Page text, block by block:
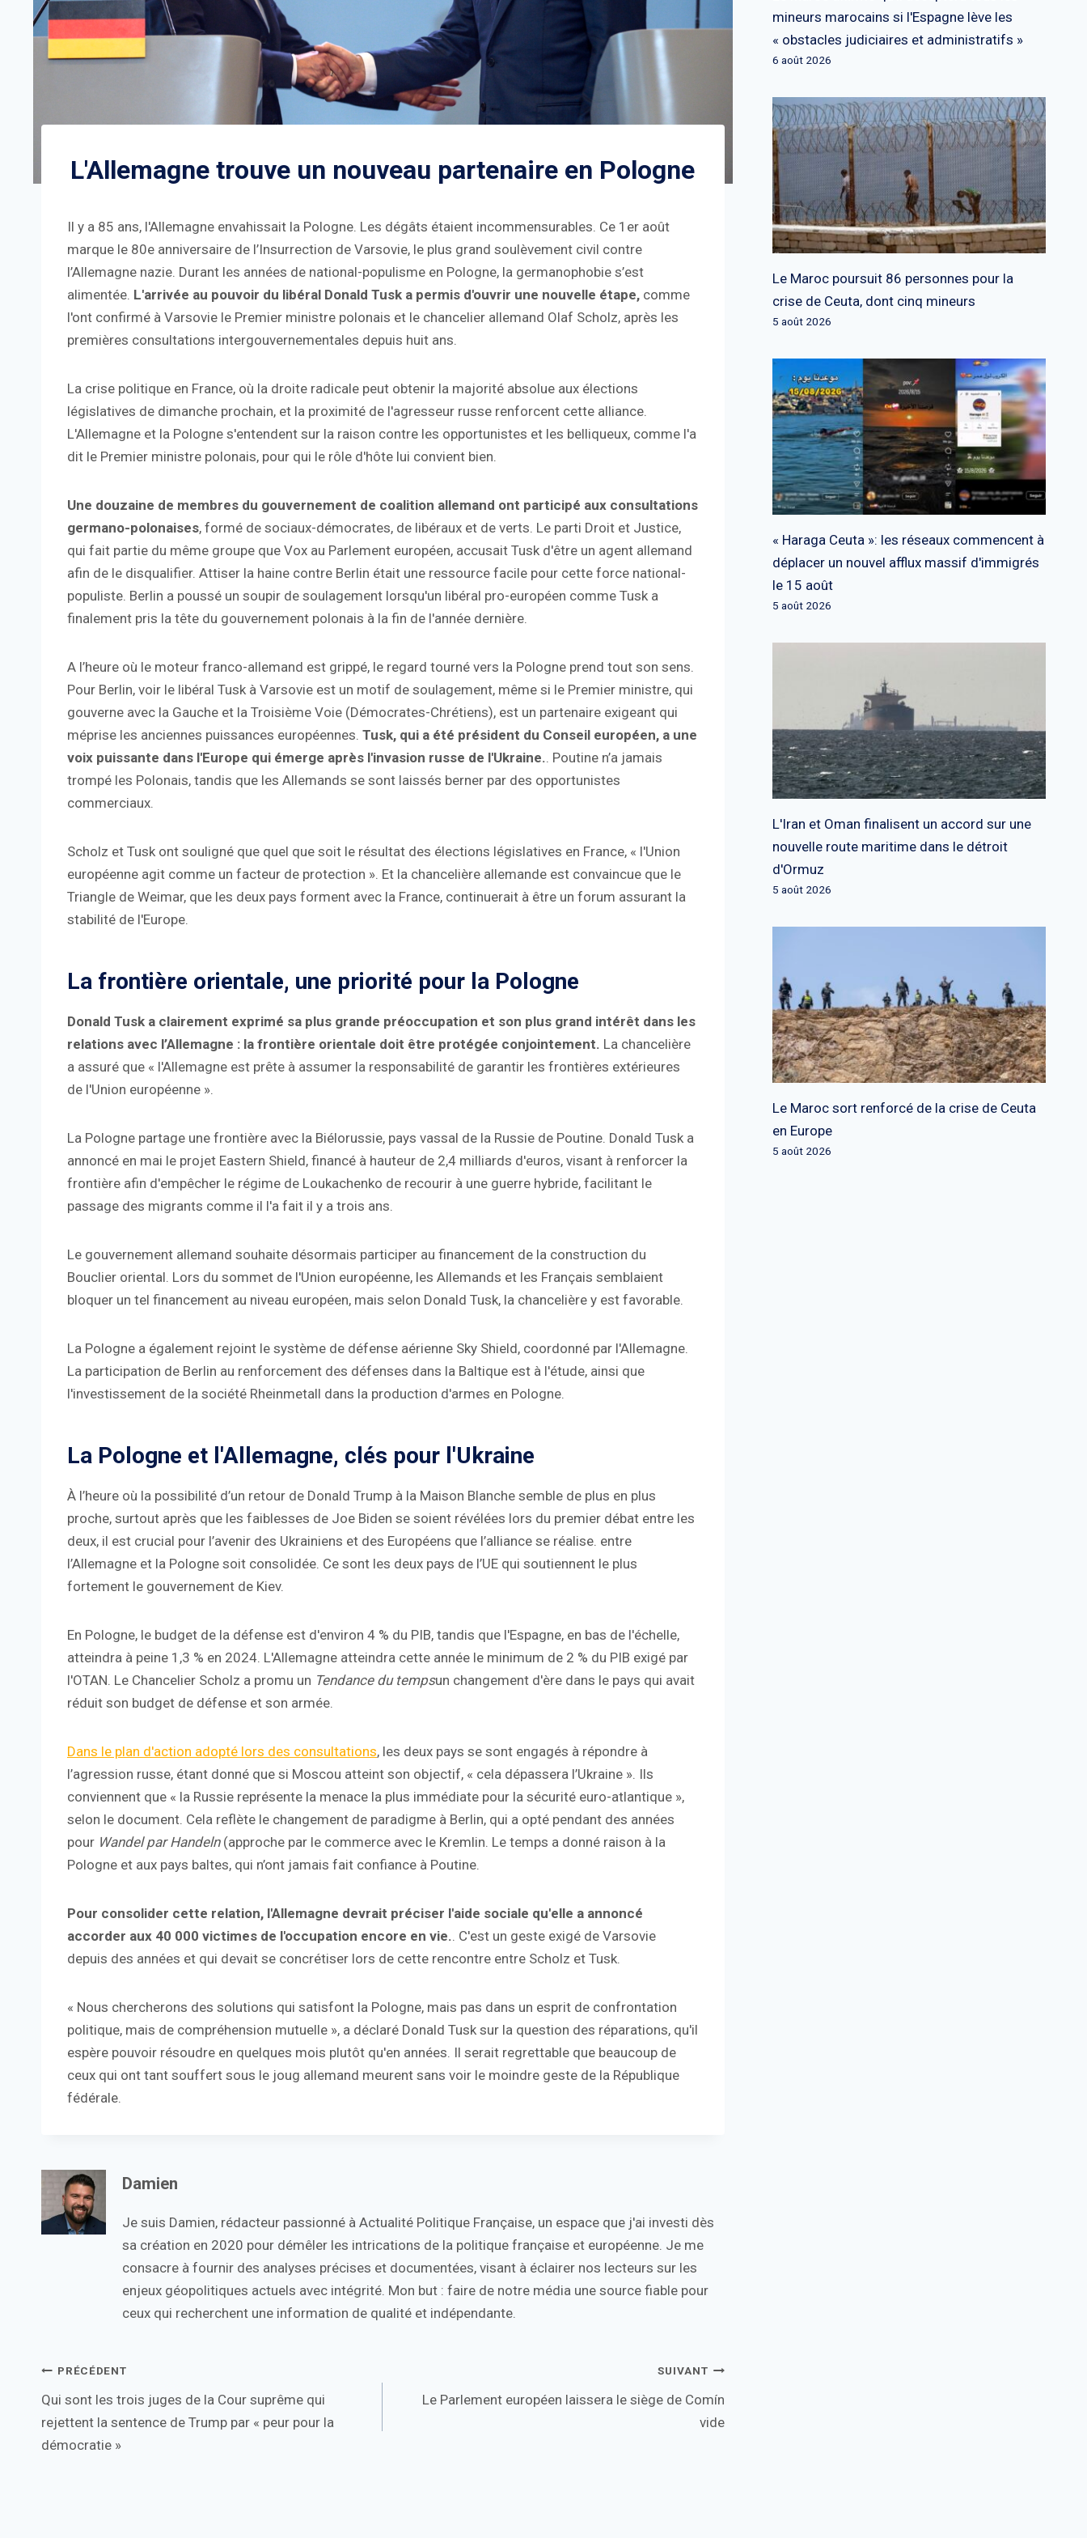
L'Allemagne trouve un nouveau partenaire en Pologne
Il y a 85 ans, l'Allemagne envahissait la Pologne. Les dégâts étaient incommensurables. Ce 1er août
marque le 80e anniversaire de l’Insurrection de Varsovie, le plus grand soulèvement civil contre
l’Allemagne nazie. Durant les années de national-populisme en Pologne, la germanophobie s’est
alimentée. L'arrivée au pouvoir du libéral Donald Tusk a permis d'ouvrir une nouvelle étape, comme
l'ont confirmé à Varsovie le Premier ministre polonais et le chancelier allemand Olaf Scholz, après les
premières consultations intergouvernementales depuis huit ans.
La crise politique en France, où la droite radicale peut obtenir la majorité absolue aux élections
législatives de dimanche prochain, et la proximité de l'agresseur russe renforcent cette alliance.
L'Allemagne et la Pologne s'entendent sur la raison contre les opportunistes et les belliqueux, comme l'a
dit le Premier ministre polonais, pour qui le rôle d'hôte lui convient bien.
Une douzaine de membres du gouvernement de coalition allemand ont participé aux consultations
germano-polonaises, formé de sociaux-démocrates, de libéraux et de verts. Le parti Droit et Justice,
qui fait partie du même groupe que Vox au Parlement européen, accusait Tusk d'être un agent allemand
afin de le disqualifier. Attiser la haine contre Berlin était une ressource facile pour cette force national-
populiste. Berlin a poussé un soupir de soulagement lorsqu'un libéral pro-européen comme Tusk a
finalement pris la tête du gouvernement polonais à la fin de l'année dernière.
A l’heure où le moteur franco-allemand est grippé, le regard tourné vers la Pologne prend tout son sens.
Pour Berlin, voir le libéral Tusk à Varsovie est un motif de soulagement, même si le Premier ministre, qui
gouverne avec la Gauche et la Troisième Voie (Démocrates-Chrétiens), est un partenaire exigeant qui
méprise les anciennes puissances européennes. Tusk, qui a été président du Conseil européen, a une
voix puissante dans l'Europe qui émerge après l'invasion russe de l'Ukraine.. Poutine n’a jamais
trompé les Polonais, tandis que les Allemands se sont laissés berner par des opportunistes
commerciaux.
Scholz et Tusk ont ​​souligné que quel que soit le résultat des élections législatives en France, « l'Union
européenne agit comme un facteur de protection ». Et la chancelière allemande est convaincue que le
Triangle de Weimar, que les deux pays forment avec la France, continuerait à être un forum assurant la
stabilité de l'Europe.
La frontière orientale, une priorité pour la Pologne
Donald Tusk a clairement exprimé sa plus grande préoccupation et son plus grand intérêt dans les
relations avec l’Allemagne : la frontière orientale doit être protégée conjointement. La chancelière
a assuré que « l'Allemagne est prête à assumer la responsabilité de garantir les frontières extérieures
de l'Union européenne ».
La Pologne partage une frontière avec la Biélorussie, pays vassal de la Russie de Poutine. Donald Tusk a
annoncé en mai le projet Eastern Shield, financé à hauteur de 2,4 milliards d'euros, visant à renforcer la
frontière afin d'empêcher le régime de Loukachenko de recourir à une guerre hybride, facilitant le
passage des migrants comme il l'a fait il y a trois ans.
Le gouvernement allemand souhaite désormais participer au financement de la construction du
Bouclier oriental. Lors du sommet de l'Union européenne, les Allemands et les Français semblaient
bloquer un tel financement au niveau européen, mais selon Donald Tusk, la chancelière y est favorable.
La Pologne a également rejoint le système de défense aérienne Sky Shield, coordonné par l'Allemagne.
La participation de Berlin au renforcement des défenses dans la Baltique est à l'étude, ainsi que
l'investissement de la société Rheinmetall dans la production d'armes en Pologne.
La Pologne et l'Allemagne, clés pour l'Ukraine
À l’heure où la possibilité d’un retour de Donald Trump à la Maison Blanche semble de plus en plus
proche, surtout après que les faiblesses de Joe Biden se soient révélées lors du premier débat entre les
deux, il est crucial pour l’avenir des Ukrainiens et des Européens que l’alliance se réalise. entre
l’Allemagne et la Pologne soit consolidée. Ce sont les deux pays de l’UE qui soutiennent le plus
fortement le gouvernement de Kiev.
En Pologne, le budget de la défense est d'environ 4 % du PIB, tandis que l'Espagne, en bas de l'échelle,
atteindra à peine 1,3 % en 2024. L'Allemagne atteindra cette année le minimum de 2 % du PIB exigé par
l'OTAN. Le Chancelier Scholz a promu un Tendance du tempsun changement d'ère dans le pays qui avait
réduit son budget de défense et son armée.
Dans le plan d'action adopté lors des consultations, les deux pays se sont engagés à répondre à
l’agression russe, étant donné que si Moscou atteint son objectif, « cela dépassera l’Ukraine ». Ils
conviennent que « la Russie représente la menace la plus immédiate pour la sécurité euro-atlantique »,
selon le document. Cela reflète le changement de paradigme à Berlin, qui a opté pendant des années
pour Wandel par Handeln(approche par le commerce avec le Kremlin. Le temps a donné raison à la
Pologne et aux pays baltes, qui n’ont jamais fait confiance à Poutine.
Pour consolider cette relation, l'Allemagne devrait préciser l'aide sociale qu'elle a annoncé
accorder aux 40 000 victimes de l'occupation encore en vie.. C'est un geste exigé de Varsovie
depuis des années et qui devait se concrétiser lors de cette rencontre entre Scholz et Tusk.
« Nous chercherons des solutions qui satisfont la Pologne, mais pas dans un esprit de confrontation
politique, mais de compréhension mutuelle », a déclaré Donald Tusk sur la question des réparations, qu'il
espère pouvoir résoudre en quelques mois plutôt qu'en années. Il serait regrettable que beaucoup de
ceux qui ont tant souffert sous le joug allemand meurent sans voir le moindre geste de la République
fédérale.
Damien
Je suis Damien, rédacteur passionné à Actualité Politique Française, un espace que j'ai investi dès
sa création en 2020 pour démêler les intrications de la politique française et européenne. Je me
consacre à fournir des analyses précises et documentées, visant à éclairer nos lecteurs sur les
enjeux géopolitiques actuels avec intégrité. Mon but : faire de notre média une source fiable pour
ceux qui recherchent une information de qualité et indépendante.
Navigation
de
l’article
PRÉCÉDENT
Qui sont les trois juges de la Cour suprême qui
rejettent la sentence de Trump par « peur pour la
démocratie »
SUIVANT
Le Parlement européen laissera le siège de Comín
vide
mineurs marocains si l'Espagne lève les
« obstacles judiciaires et administratifs »
6 août 2026
Le Maroc poursuit 86 personnes pour la
crise de Ceuta, dont cinq mineurs
5 août 2026
« Haraga Ceuta »: les réseaux commencent à
déplacer un nouvel afflux massif d'immigrés
le 15 août
5 août 2026
L'Iran et Oman finalisent un accord sur une
nouvelle route maritime dans le détroit
d'Ormuz
5 août 2026
Le Maroc sort renforcé de la crise de Ceuta
en Europe
5 août 2026